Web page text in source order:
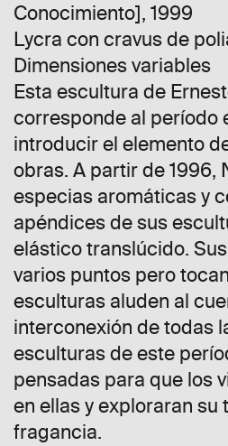
Conocimiento], 1999
Lycra con cravus de
Dimensiones variables
Esta escultura de
corresponde al período
introducir el elemento
obras. A partir de 1996,
especias aromáticas y
apéndices de sus
elástico translúcido.
varios puntos pero
esculturas aluden al
interconexión de todas
esculturas de este
pensadas para que los
en ellas y exploraran su
fragancia.